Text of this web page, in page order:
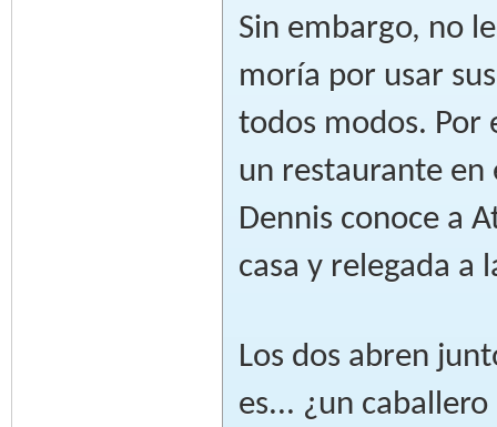
Sin embargo, no
moría por usar
todos modos. Por
un restaurante en
Dennis conoce a
casa y relegada a
Los dos abren
es... ¿un